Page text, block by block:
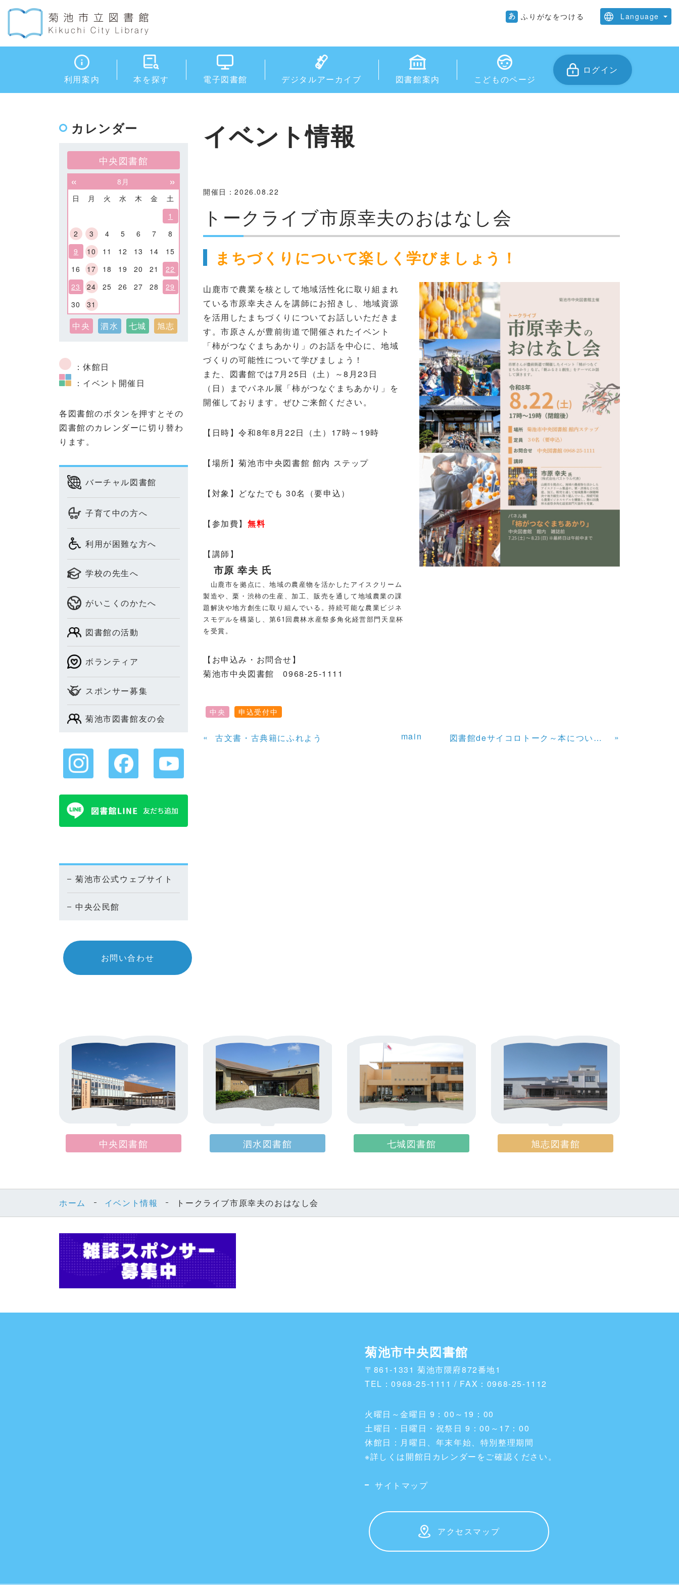
ふりがなをつける
Language
English
中文
利用案内 本を探す 電子図書館 デジタルアーカイブ 図書館案内 こどものページ
ログイン
イベント情報
開催日：2026.08.22
トークライブ市原幸夫のおはなし会
まちづくりについて楽しく学びましょう！
山鹿市で農業を核として地域活性化に取り組まれ
ている市原幸夫さんを講師にお招きし、地域資源
を活用したまちづくりについてお話しいただきま
す。市原さんが豊前街道で開催されたイベント
「柿がつなぐまちあかり」のお話を中心に、地域
づくりの可能性について学びましょう！
また、図書館では7月25日（土）～8月23日
（日）までパネル展「柿がつなぐまちあかり」を
開催しております。ぜひご来館ください。
【日時】令和8年8月22日（土）17時～19時
【場所】菊池市中央図書館 館内 ステップ
【対象】どなたでも 30名（要申込）
【参加費】 無料
【講師】
市原 幸夫 氏
山鹿市を拠点に、地域の農産物を活かしたアイスクリーム
製造や、栗・渋柿の生産、加工、販売を通して地域農業の課
題解決や地方創生に取り組んでいる。持続可能な農業ビジネ
スモデルを構築し、第61回農林水産祭多角化経営部門天皇杯
を受賞。
【お申込み・お問合せ】
菊池市中央図書館 0968-25-1111
中央 申込受付中
« 古文書・古典籍にふれよう main 図書館deサイコロトーク～本について語ろう～ »
カレンダー
中央図書館
« 8月 »
日 月 火 水 木 金
土
1
2
3 4 5 6 7
8
9
10 11 12 13 14
15
16
17 18 19 20 21
22
23
24 25 26 27 28
29
30
31
中央 泗水 七城 旭志
：休館日
：イベント開催日
各図書館のボタンを押すとその
図書館のカレンダーに切り替わ
ります。
バーチャル図書館
子育て中の方へ
利用が困難な方へ
学校の先生へ
がいこくのかたへ
図書館の活動
ボランティア
スポンサー募集
菊池市図書館友の会
菊池市公式ウェブサイト
中央公民館
お問い合わせ
中央図書館 泗水図書館 七城図書館 旭志図書館
ホーム イベント情報 トークライブ市原幸夫のおはなし会
菊池市中央図書館
〒861-1331 菊池市隈府872番地1
TEL：0968-25-1111 / FAX：0968-25-1112
火曜日～金曜日 9：00～19：00
土曜日・日曜日・祝祭日 9：00～17：00
休館日：月曜日、年末年始、特別整理期間
※詳しくは開館日カレンダーをご確認ください。
サイトマップ
アクセスマップ